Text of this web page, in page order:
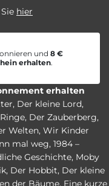
hier
und 8 €
erhalten.
erhalten
, Der kleine Lord,
, Der Zauberberg,
Welten, Wir Kinder
mal weg, 1984 –
Geschichte, Moby
, Der Hobbit, Der kleine
der Bäume, Eine kurze